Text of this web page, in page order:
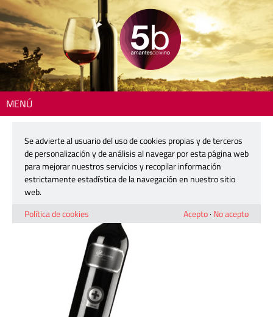
MENÚ
2605-quod-superius-det
30 marzo, 2026
Se advierte al usuario del uso de cookies propias y de terceros
de personalización y de análisis al navegar por esta página web
para mejorar nuestros servicios y recopilar información
estrictamente estadística de la navegación en nuestro sitio
web.
Política de cookies
Acepto· No acepto